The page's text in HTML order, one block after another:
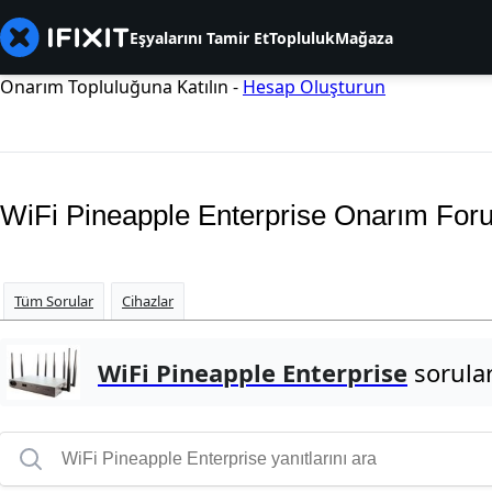
Eşyalarını Tamir EtToplulukMağaza
Onarım Topluluğuna Katılın - Hesap Oluşturun
WiFi Pineapple Enterprise Onarım
Tüm Sorular Cihazlar
WiFi Pineapple Enterprise